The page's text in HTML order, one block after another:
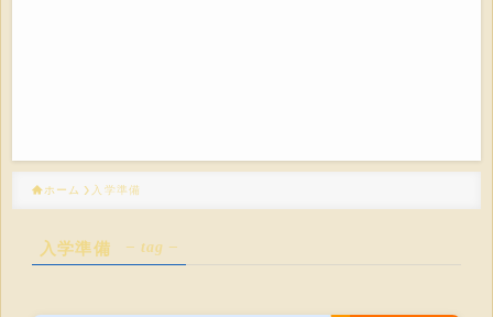
ホーム 入学準備
入学準備 – tag –